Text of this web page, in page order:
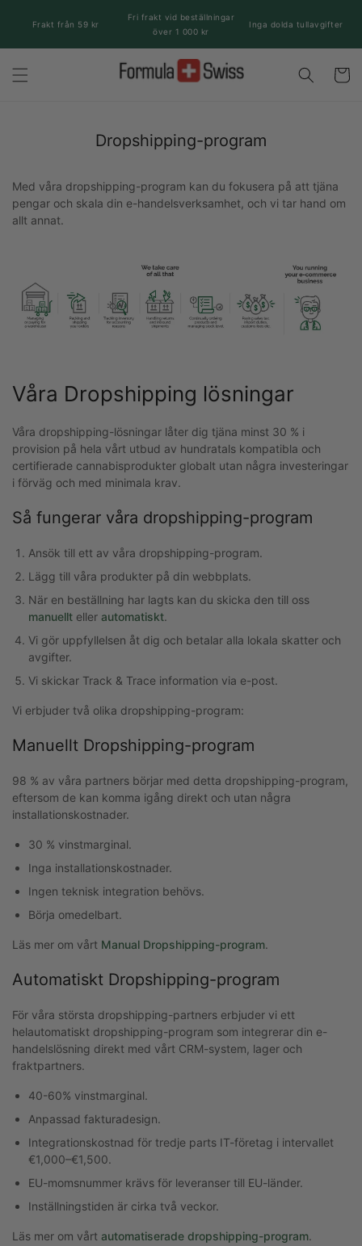
tillFrakt från 59 kr
Fri frakt vid beställningar
över 1 000 kr
Inga dolda tullavgifter
Dropshipping-program
Med våra dropshipping-program kan du fokusera på att tjäna
pengar och skala din e-handelsverksamhet, och vi tar hand om
allt annat.
Våra Dropshipping lösningar
Våra dropshipping-lösningar låter dig tjäna minst 30 % i
provision på hela vårt utbud av hundratals kompatibla och
certifierade cannabisprodukter globalt utan några investeringar
i förväg och med minimala krav.
Så fungerar våra dropshipping-program
Ansök till ett av våra dropshipping-program.
Lägg till våra produkter på din webbplats.
När en beställning har lagts kan du skicka den till oss
manuellt eller automatiskt.
Vi gör uppfyllelsen åt dig och betalar alla lokala skatter och
avgifter.
Vi skickar Track & Trace information via e-post.
Vi erbjuder två olika dropshipping-program:
Manuellt Dropshipping-program
98 % av våra partners börjar med detta dropshipping-program,
eftersom de kan komma igång direkt och utan några
installationskostnader.
30 % vinstmarginal.
Inga installationskostnader.
Ingen teknisk integration behövs.
Börja omedelbart.
Läs mer om vårt Manual Dropshipping-program.
Automatiskt Dropshipping-program
För våra största dropshipping-partners erbjuder vi ett
helautomatiskt dropshipping-program som integrerar din e-
handelslösning direkt med vårt CRM-system, lager och
fraktpartners.
40-60% vinstmarginal.
Anpassad fakturadesign.
Integrationskostnad för tredje parts IT-företag i intervallet
€1,000–€1,500.
EU-momsnummer krävs för leveranser till EU-länder.
Inställningstiden är cirka två veckor.
Läs mer om vårt automatiserade dropshipping-program.